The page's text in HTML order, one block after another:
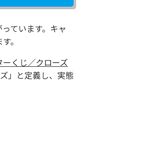
ています。キャ
。
くじ／クローズ
」と定義し、実態